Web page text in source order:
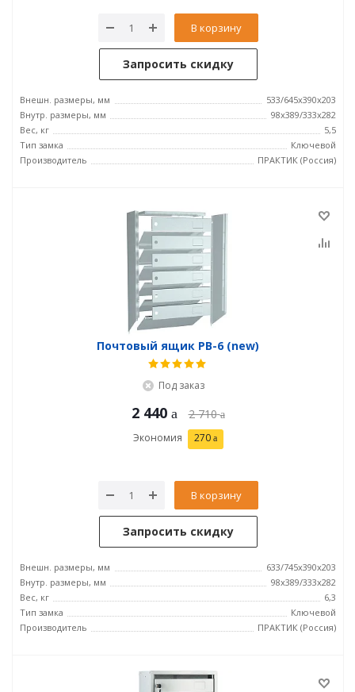
В корзину
Запросить скидку
Внешн. размеры, мм
533/645x390x203
Внутр. размеры, мм
98x389/333x282
Вес, кг
5,5
Тип замка
Ключевой
Производитель
ПРАКТИК (Россия)
Почтовый ящик PB-6 (new)
Под заказ
2 440 2 710
Экономия 270
В корзину
Запросить скидку
Внешн. размеры, мм
633/745x390x203
Внутр. размеры, мм
98x389/333x282
Вес, кг
6,3
Тип замка
Ключевой
Производитель
ПРАКТИК (Россия)